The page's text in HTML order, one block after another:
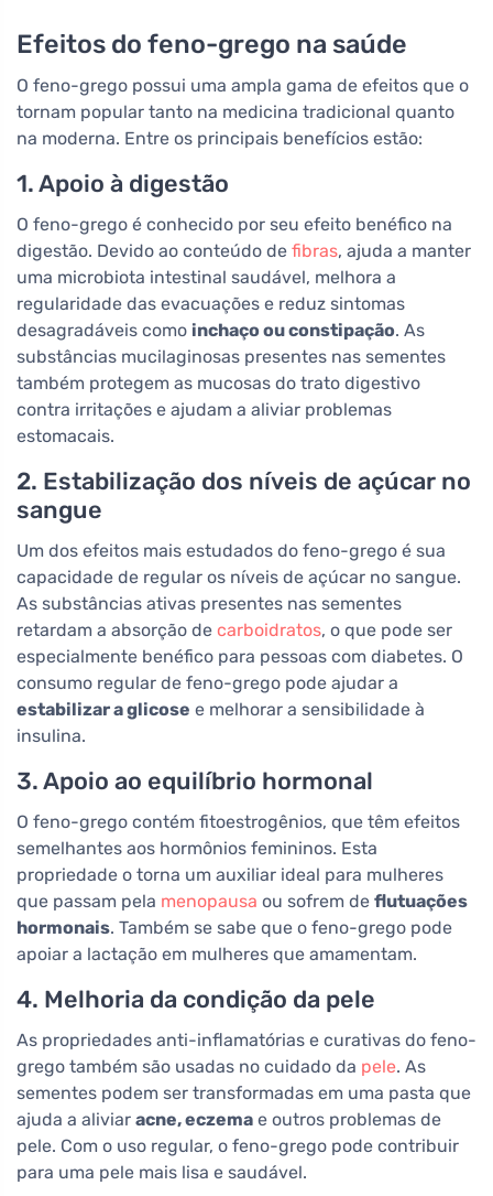
Efeitos do feno-grego na saúde
O feno-grego possui uma ampla gama de efeitos que o
tornam popular tanto na medicina tradicional quanto
na moderna. Entre os principais benefícios estão:
1. Apoio à digestão
O feno-grego é conhecido por seu efeito benéfico na
digestão. Devido ao conteúdo de fibras, ajuda a manter
uma microbiota intestinal saudável, melhora a
regularidade das evacuações e reduz sintomas
desagradáveis como inchaço ou constipação. As
substâncias mucilaginosas presentes nas sementes
também protegem as mucosas do trato digestivo
contra irritações e ajudam a aliviar problemas
estomacais.
2. Estabilização dos níveis de açúcar no
sangue
Um dos efeitos mais estudados do feno-grego é sua
capacidade de regular os níveis de açúcar no sangue.
As substâncias ativas presentes nas sementes
retardam a absorção de carboidratos, o que pode ser
especialmente benéfico para pessoas com diabetes. O
consumo regular de feno-grego pode ajudar a
estabilizar a glicose e melhorar a sensibilidade à
insulina.
3. Apoio ao equilíbrio hormonal
O feno-grego contém fitoestrogênios, que têm efeitos
semelhantes aos hormônios femininos. Esta
propriedade o torna um auxiliar ideal para mulheres
que passam pela menopausa ou sofrem de flutuações
hormonais. Também se sabe que o feno-grego pode
apoiar a lactação em mulheres que amamentam.
4. Melhoria da condição da pele
As propriedades anti-inflamatórias e curativas do feno-
grego também são usadas no cuidado da pele. As
sementes podem ser transformadas em uma pasta que
ajuda a aliviar acne, eczema e outros problemas de
pele. Com o uso regular, o feno-grego pode contribuir
para uma pele mais lisa e saudável.